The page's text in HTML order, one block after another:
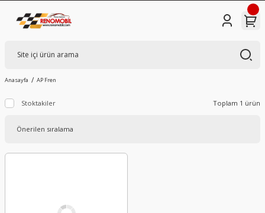
Anasayfa AP Fren
Stoktakiler Toplam 1 ürün